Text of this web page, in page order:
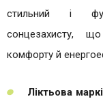
стильний і
сонцезахисту,
комфорту й
Ліктьова